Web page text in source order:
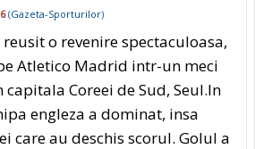
(Gazeta-Sporturilor)
o revenire spectaculoasa,
Atletico Madrid intr-un meci
Coreei de Sud, Seul.In
engleza a dominat, insa
care au deschis scorul. Golul a